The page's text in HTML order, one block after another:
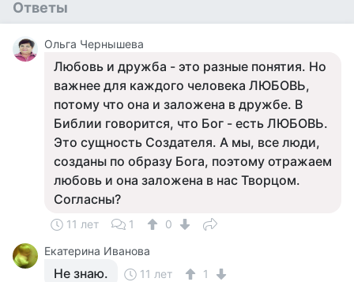
Ответы
Ольга Чернышева
Любовь и дружба - это разные понятия. Но
важнее для каждого человека ЛЮБОВЬ,
потому что она и заложена в дружбе. В
Библии говорится, что Бог - есть ЛЮБОВЬ.
Это сущность Создателя. А мы, все люди,
созданы по образу Бога, поэтому отражаем
любовь и она заложена в нас Творцом.
Согласны?
11 лет 1
0
Екатерина Иванова
Не знаю. 11 лет 1